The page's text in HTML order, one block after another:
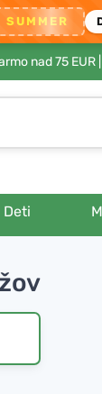
SUMMER
nad 75 EUR
Deti